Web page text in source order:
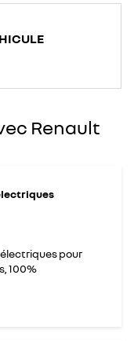
Renault
pour
100%